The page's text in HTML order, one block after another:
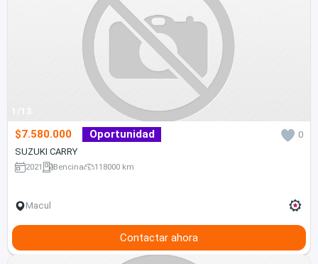
1/13
$7.580.000 Oportunidad
0
SUZUKI CARRY
2021 Bencina 118000 km
Macul
Contactar ahora